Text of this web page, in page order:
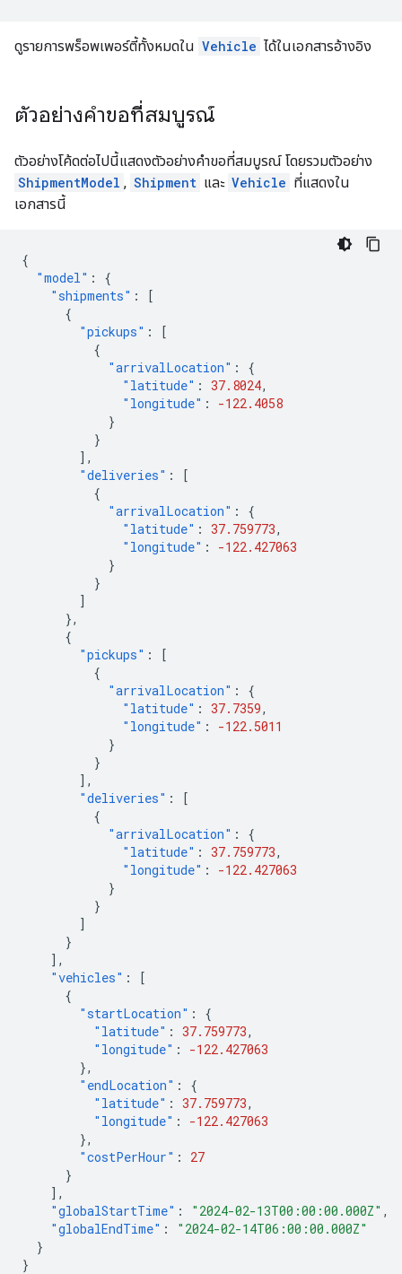
ดูรายการพร็อพเพอร์ตี้ทั้งหมดใน Vehicle ได้ในเอกสารอ้างอิง
ตัวอย่างคำขอที่สมบูรณ์
ตัวอย่างโค้ดต่อไปนี้แสดงตัวอย่างคำขอที่สมบูรณ์ โดยรวมตัวอย่าง
ShipmentModel , Shipment และ Vehicle ที่แสดงใน
เอกสารนี้
{
"model" :
{
"shipments" :
[
{
"pickups" :
[
{
"arrivalLocation" :
{
"latitude" : 37.8024,
"longitude" :
-122.4058
}
}
],
"deliveries" :
[
{
"arrivalLocation" :
{
"latitude" : 37.759773,
"longitude" :
-122.427063
}
}
]
},
{
"pickups" :
[
{
"arrivalLocation" :
{
"latitude" : 37.7359,
"longitude" :
-122.5011
}
}
],
"deliveries" :
[
{
"arrivalLocation" :
{
"latitude" : 37.759773,
"longitude" :
-122.427063
}
}
]
}
],
"vehicles" :
[
{
"startLocation" :
{
"latitude" : 37.759773,
"longitude" :
-122.427063
},
"endLocation" :
{
"latitude" : 37.759773,
"longitude" :
-122.427063
},
"costPerHour" :
27
}
],
"globalStartTime" : "2024-02-13T00:00:00.000Z" ,
"globalEndTime" :
"2024-02-14T06:00:00.000Z"
}
}